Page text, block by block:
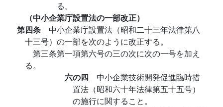
る。
（中小企業庁設置法の一部改正）
第四条 中小企業庁設置法（昭和二十三年法律第八
十三号）の一部を次のように改正する。
第三条第一項第六号の三の次に次の一号を加え
る。
六の四 中小企業技術開発促進臨時措
置法（昭和六十年法律第五十五号）
の施行に関すること。